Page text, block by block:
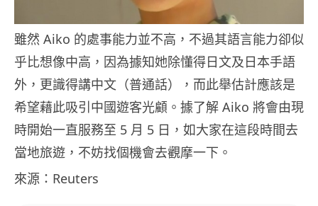
雖然 Aiko 的處事能力並不高，不過其語言能力卻似
乎比想像中高，因為據知她除懂得日文及日本手語
外，更識得講中文（普通話），而此舉估計應該是
希望藉此吸引中國遊客光顧。據了解 Aiko 將會由現
時開始一直服務至 5 月 5 日，如大家在這段時間去
當地旅遊，不妨找個機會去觀摩一下。
來源：Reuters